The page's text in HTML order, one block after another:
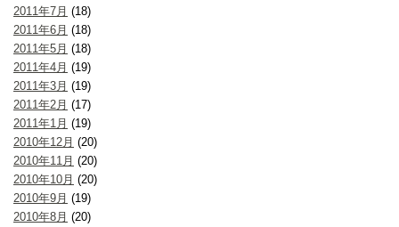
2011年7月 (18)
2011年6月 (18)
2011年5月 (18)
2011年4月 (19)
2011年3月 (19)
2011年2月 (17)
2011年1月 (19)
2010年12月 (20)
2010年11月 (20)
2010年10月 (20)
2010年9月 (19)
2010年8月 (20)